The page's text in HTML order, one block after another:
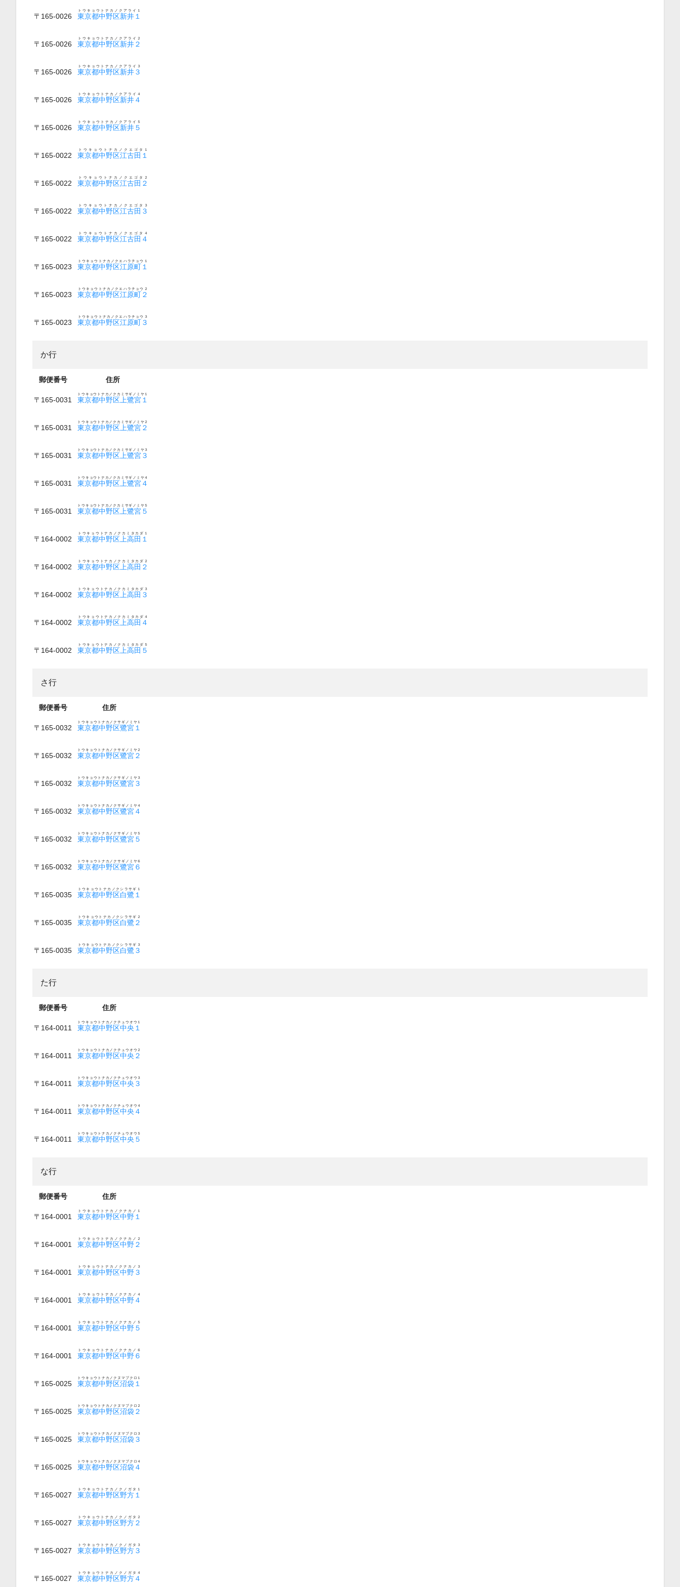
〒165-0026 東京都中野区新井１
トウキョウトナカノクアライ１
〒165-0026 東京都中野区新井２
トウキョウトナカノクアライ２
〒165-0026 東京都中野区新井３
トウキョウトナカノクアライ３
〒165-0026 東京都中野区新井４
トウキョウトナカノクアライ４
〒165-0026 東京都中野区新井５
トウキョウトナカノクアライ５
〒165-0022 東京都中野区江古田１
トウキョウトナカノクエゴタ１
〒165-0022 東京都中野区江古田２
トウキョウトナカノクエゴタ２
〒165-0022 東京都中野区江古田３
トウキョウトナカノクエゴタ３
〒165-0022 東京都中野区江古田４
トウキョウトナカノクエゴタ４
〒165-0023 東京都中野区江原町１
トウキョウトナカノクエハラチョウ１
〒165-0023 東京都中野区江原町２
トウキョウトナカノクエハラチョウ２
〒165-0023 東京都中野区江原町３
トウキョウトナカノクエハラチョウ３
か行
郵便番号 住所
〒165-0031 東京都中野区上鷺宮１
トウキョウトナカノクカミサギノミヤ１
〒165-0031 東京都中野区上鷺宮２
トウキョウトナカノクカミサギノミヤ２
〒165-0031 東京都中野区上鷺宮３
トウキョウトナカノクカミサギノミヤ３
〒165-0031 東京都中野区上鷺宮４
トウキョウトナカノクカミサギノミヤ４
〒165-0031 東京都中野区上鷺宮５
トウキョウトナカノクカミサギノミヤ５
〒164-0002 東京都中野区上高田１
トウキョウトナカノクカミタカダ１
〒164-0002 東京都中野区上高田２
トウキョウトナカノクカミタカダ２
〒164-0002 東京都中野区上高田３
トウキョウトナカノクカミタカダ３
〒164-0002 東京都中野区上高田４
トウキョウトナカノクカミタカダ４
〒164-0002 東京都中野区上高田５
トウキョウトナカノクカミタカダ５
さ行
郵便番号 住所
〒165-0032 東京都中野区鷺宮１
トウキョウトナカノクサギノミヤ１
〒165-0032 東京都中野区鷺宮２
トウキョウトナカノクサギノミヤ２
〒165-0032 東京都中野区鷺宮３
トウキョウトナカノクサギノミヤ３
〒165-0032 東京都中野区鷺宮４
トウキョウトナカノクサギノミヤ４
〒165-0032 東京都中野区鷺宮５
トウキョウトナカノクサギノミヤ５
〒165-0032 東京都中野区鷺宮６
トウキョウトナカノクサギノミヤ６
〒165-0035 東京都中野区白鷺１
トウキョウトナカノクシラサギ１
〒165-0035 東京都中野区白鷺２
トウキョウトナカノクシラサギ２
〒165-0035 東京都中野区白鷺３
トウキョウトナカノクシラサギ３
た行
郵便番号 住所
〒164-0011 東京都中野区中央１
トウキョウトナカノクチュウオウ１
〒164-0011 東京都中野区中央２
トウキョウトナカノクチュウオウ２
〒164-0011 東京都中野区中央３
トウキョウトナカノクチュウオウ３
〒164-0011 東京都中野区中央４
トウキョウトナカノクチュウオウ４
〒164-0011 東京都中野区中央５
トウキョウトナカノクチュウオウ５
な行
郵便番号 住所
〒164-0001 東京都中野区中野１
トウキョウトナカノクナカノ１
〒164-0001 東京都中野区中野２
トウキョウトナカノクナカノ２
〒164-0001 東京都中野区中野３
トウキョウトナカノクナカノ３
〒164-0001 東京都中野区中野４
トウキョウトナカノクナカノ４
〒164-0001 東京都中野区中野５
トウキョウトナカノクナカノ５
〒164-0001 東京都中野区中野６
トウキョウトナカノクナカノ６
〒165-0025 東京都中野区沼袋１
トウキョウトナカノクヌマブクロ１
〒165-0025 東京都中野区沼袋２
トウキョウトナカノクヌマブクロ２
〒165-0025 東京都中野区沼袋３
トウキョウトナカノクヌマブクロ３
〒165-0025 東京都中野区沼袋４
トウキョウトナカノクヌマブクロ４
〒165-0027 東京都中野区野方１
トウキョウトナカノクノガタ１
〒165-0027 東京都中野区野方２
トウキョウトナカノクノガタ２
〒165-0027 東京都中野区野方３
トウキョウトナカノクノガタ３
〒165-0027 東京都中野区野方４
トウキョウトナカノクノガタ４